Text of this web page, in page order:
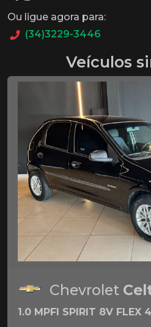
Ou ligue agora para:
(34)3229-3446
Veículos
Chevrolet
1.0 MPFI SPIRIT 8V FLEX